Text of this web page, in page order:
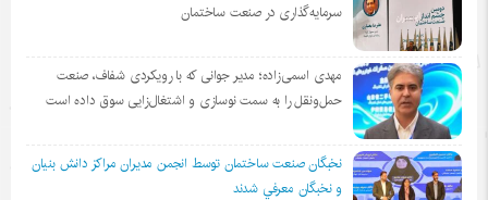
سرمایه‌گذاری در صنعت ساختمان
مهدی اسمی‌زاده؛ مدیر جوانی که با رویکردی شفاف، صنعت
حمل‌ونقل را به سمت نوسازی و اشتغال‌زایی سوق داده است
نخبگان صنعت ساختمان توسط انجمن مديران مراكز دانش بنيان
و نخبگان معرفي شدند